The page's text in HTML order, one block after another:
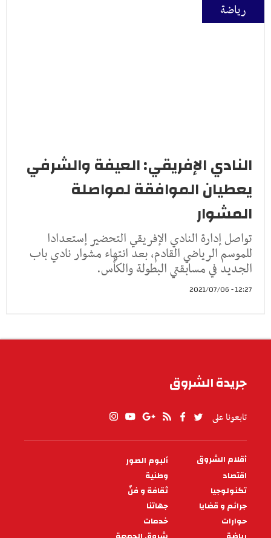
رياضة
النادي الإفريقي: العيفة والشرفي
يعطيان الموافقة لمواصلة
المشوار
تواصل إدارة النادي الإفريقي التحضير إستعدادا
للموسم الرياضي القادم، بعد انتهاء مشوار نادي باب
الجديد في مسابقتي البطولة والكأس.
12:27 - 2021/07/06
جريدة الشروق
تابعونا على
PIED
DE
PAGE
أقلام الشروق
ألبوم الصور
اقتصاد
وطنية
تكنولوجيا
ثقافة و فنّ
جرائم و قضايا
جهاتنا
حوارات
خدمات